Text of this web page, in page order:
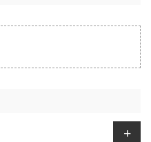
+